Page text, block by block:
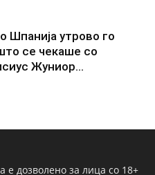
Шпанија утрово го
се чекаше со
Жуниор...
е дозволено за лица со 18+